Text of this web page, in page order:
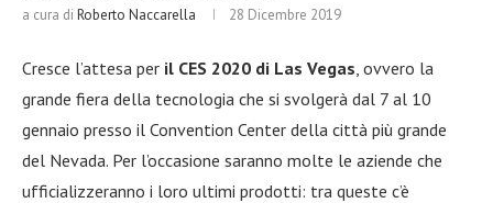
a cura di Roberto Naccarella 28 Dicembre 2019
Cresce l’attesa per il CES 2020 di Las Vegas, ovvero la
grande fiera della tecnologia che si svolgerà dal 7 al 10
gennaio presso il Convention Center della città più grande
del Nevada. Per l’occasione saranno molte le aziende che
ufficializzeranno i loro ultimi prodotti: tra queste c’è